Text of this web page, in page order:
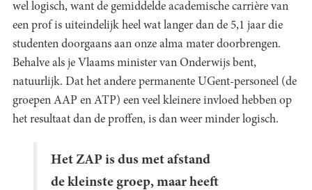
wel logisch, want de gemiddelde academische carrière van
een prof is uiteindelijk heel wat langer dan de 5,1 jaar die
studenten doorgaans aan onze alma mater doorbrengen.
Behalve als je Vlaams minister van Onderwijs bent,
natuurlijk. Dat het andere permanente UGent-personeel (de
groepen AAP en ATP) een veel kleinere invloed hebben op
het resultaat dan de proffen, is dan weer minder logisch.
Het ZAP is dus met afstand
de kleinste groep, maar heeft